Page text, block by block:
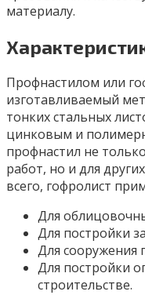
материалу.
Профнастилом или
изготавливаемый
тонких стальных
цинковым и
профнастил не
работ, но и для
всего, гофролист
Для
Для постройки
Для сооружения
Для постройки
строительстве.